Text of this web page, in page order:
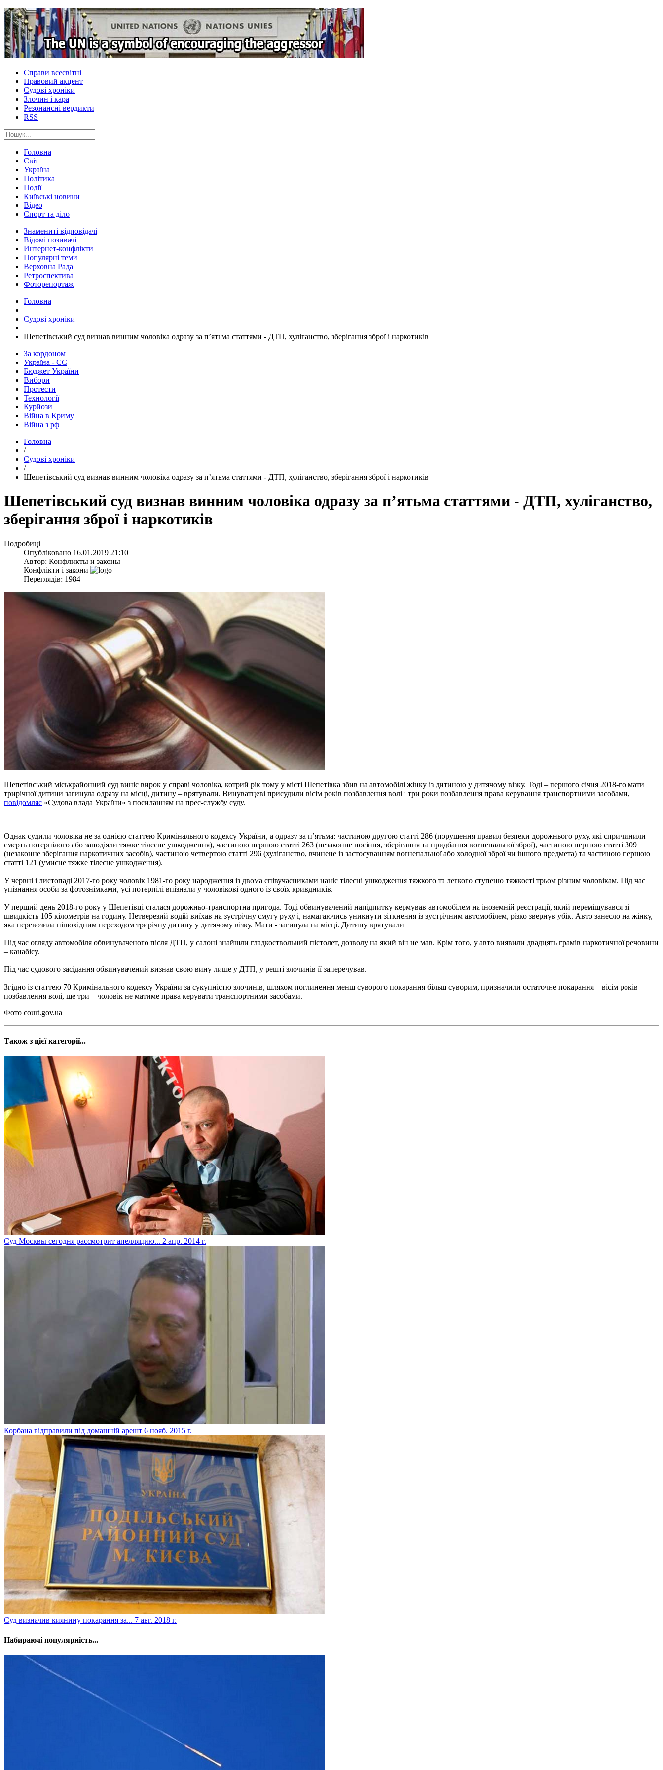
Справи всесвітні
Правовий акцент
Судові хроніки
Злочин і кара
Резонансні вердикти
RSS
Головна
Світ
Україна
Політика
Події
Київські новини
Відео
Спорт та діло
Знамениті відповідачі
Відомі позивачі
Интернет-конфлікти
Популярні теми
Верховна Рада
Ретроспектива
Фоторепортаж
Головна
Судові хроніки
​Шепетівський суд визнав винним чоловіка одразу за п’ятьма статтями - ДТП, хуліганство, зберігання зброї і наркотиків
За кордоном
Україна - ЄС
Бюджет України
Вибори
Протести
Технології
Курйози
Війна в Криму
Війна з рф
Головна
/
Судові хроніки
/
​Шепетівський суд визнав винним чоловіка одразу за п’ятьма статтями - ДТП, хуліганство, зберігання зброї і наркотиків
​Шепетівський суд визнав винним чоловіка одразу за п’ятьма статтями - ДТП, хуліганство,
зберігання зброї і наркотиків
Подробиці
Опубліковано 16.01.2019 21:10
Автор: Конфликты и законы
Конфлікти і закони
Переглядів: 1984
Шепетівський міськрайонний суд виніс вирок у справі чоловіка, котрий рік тому у місті Шепетівка збив на автомобілі жінку із дитиною у дитячому візку. Тоді – першого січня 2018-го мати
трирічної дитини загинула одразу на місці, дитину – врятували. Винуватцеві присудили вісім років позбавлення волі і три роки позбавлення права керування транспортними засобами,
повідомляє «Судова влада України» з посиланням на прес-службу суду.
Однак судили чоловіка не за однією статтею Кримінального кодексу України, а одразу за п’ятьма: частиною другою статті 286 (порушення правил безпеки дорожнього руху, які спричинили
смерть потерпілого або заподіяли тяжке тілесне ушкодження), частиною першою статті 263 (незаконне носіння, зберігання та придбання вогнепальної зброї), частиною першою статті 309
(незаконне зберігання наркотичних засобів), частиною четвертою статті 296 (хуліганство, вчинене із застосуванням вогнепальної або холодної зброї чи іншого предмета) та частиною першою
статті 121 (умисне тяжке тілесне ушкодження).
У червні і листопаді 2017-го року чоловік 1981-го року народження із двома співучасниками наніс тілесні ушкодження тяжкого та легкого ступеню тяжкості трьом різним чоловікам. Під час
упізнання особи за фотознімками, усі потерпілі впізнали у чоловікові одного із своїх кривдників.
У перший день 2018-го року у Шепетівці сталася дорожньо-транспортна пригода. Тоді обвинувачений напідпитку кермував автомобілем на іноземній реєстрації, який переміщувався зі
швидкість 105 кілометрів на годину. Нетверезий водій виїхав на зустрічну смугу руху і, намагаючись уникнути зіткнення із зустрічним автомобілем, різко звернув убік. Авто занесло на жінку,
яка перевозила пішохідним переходом трирічну дитину у дитячому візку. Мати - загинула на місці. Дитину врятували.
Під час огляду автомобіля обвинуваченого після ДТП, у салоні знайшли гладкоствольний пістолет, дозволу на який він не мав. Крім того, у авто виявили двадцять грамів наркотичної речовини
– канабісу.
Під час судового засідання обвинувачений визнав свою вину лише у ДТП, у решті злочинів її заперечував.
Згідно із статтею 70 Кримінального кодексу України за сукупністю злочинів, шляхом поглинення менш суворого покарання більш суворим, призначили остаточне покарання – вісім років
позбавлення волі, ще три – чоловік не матиме права керувати транспортними засобами.
Фото court.gov.ua
Також з цієї категорії...
Суд Москвы сегодня рассмотрит апелляцию... 2 апр. 2014 г.
Корбана відправили під домашній арешт 6 нояб. 2015 г.
​Суд визначив киянину покарання за... 7 авг. 2018 г.
Набираючі популярність...